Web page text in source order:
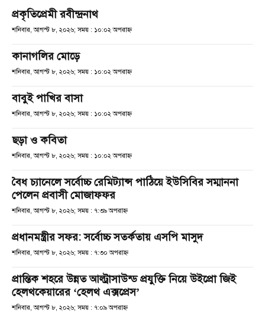
প্রকৃতিপ্রেমী রবীন্দ্রনাথ
শনিবার, আগস্ট ৮, ২০২৬; সময় : ১০:০২ অপরাহ্ণ
কানাগলির মোড়ে
শনিবার, আগস্ট ৮, ২০২৬; সময় : ১০:০২ অপরাহ্ণ
বাবুই পাখির বাসা
শনিবার, আগস্ট ৮, ২০২৬; সময় : ১০:০২ অপরাহ্ণ
ছড়া ও কবিতা
শনিবার, আগস্ট ৮, ২০২৬; সময় : ১০:০২ অপরাহ্ণ
বৈধ চ্যানেলে সর্বোচ্চ রেমিট্যান্স পাঠিয়ে ইউসিবির সম্মাননা
পেলেন প্রবাসী মোজাফফর
শনিবার, আগস্ট ৮, ২০২৬; সময় : ৭:৩৯ অপরাহ্ণ
প্রধানমন্ত্রীর সফর: সর্বোচ্চ সতর্কতায় এসপি মাসুদ
শনিবার, আগস্ট ৮, ২০২৬; সময় : ৭:৩০ অপরাহ্ণ
প্রান্তিক শহরে উন্নত আল্ট্রাসাউন্ড প্রযুক্তি নিয়ে উইপ্রো জিই
হেলথকেয়ারের ‘হেলথ এক্সপ্রেস’
শনিবার, আগস্ট ৮, ২০২৬; সময় : ৭:০৯ অপরাহ্ণ